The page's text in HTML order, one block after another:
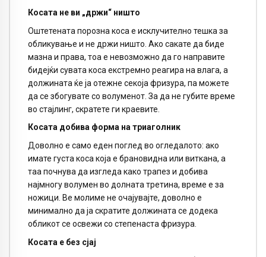
Косата не ви „држи“ ништо
Оштетената порозна коса е исклучително тешка за
обликување и не држи ништо. Ако сакате да биде
мазна и права, тоа е невозможно да го направите
бидејќи сувата коса екстремно реагира на влага, а
должината ќе ја отежне секоја фризура, па можете
да се збогувате со волуменот. За да не губите време
во стајлинг, скратете ги краевите.
Косата добива форма на триаголник
Доволно е само еден поглед во огледалото: ако
имате густа коса која е брановидна или виткана, а
таа почнува да изгледа како трапез и добива
најмногу волумен во долната третина, време е за
ножици. Ве молиме не очајувајте, доволно е
минимално да ја скратите должината се додека
обликот се освежи со степенаста фризура.
Косата е без сјај